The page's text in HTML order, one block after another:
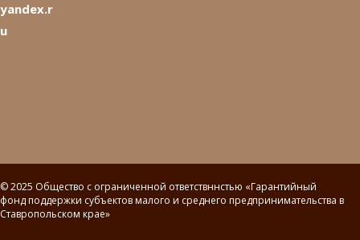
yandex.r
u
© 2025 Общество с ограниченной ответствннстью «Гарантийный
фонд поддержки субъектов малого и среднего предпринимательства в
Ставропольском крае»